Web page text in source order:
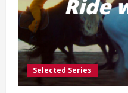
Selected Series